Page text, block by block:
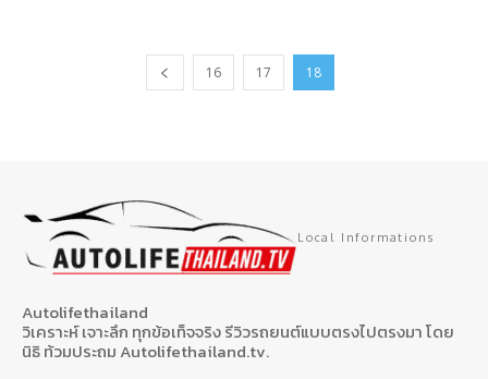
16 17 18
Local Informations
Autolifethailand
วิเคราะห์ เจาะลึก ทุกข้อเท็จจริง รีวิวรถยนต์แบบตรงไปตรงมา โดย
นิธิ ท้วมประถม Autolifethailand.tv.